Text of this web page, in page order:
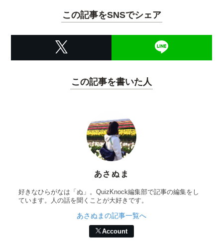
この記事をSNSでシェア
この記事を書いた人
あさぬま
好きなひらがなは「ぬ」。QuizKnock編集部で記事の編集をし
ています。人の話を聞くことが大好きです。
あさぬまの記事一覧へ
Account